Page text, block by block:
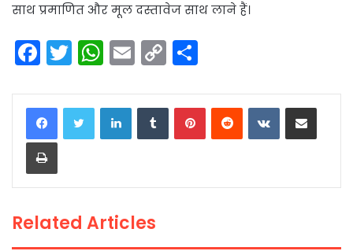
साथ प्रमाणित और मूल दस्तावेज साथ लाने हैं।
F
a
c
e
b
o
k
T
w
itt
er
W
h
a
ts
p
E
m
ai
C
o
p
n
ar
LinkedInTumblrPinterestReddit VKontakteShare via Email
Print
Related Articles